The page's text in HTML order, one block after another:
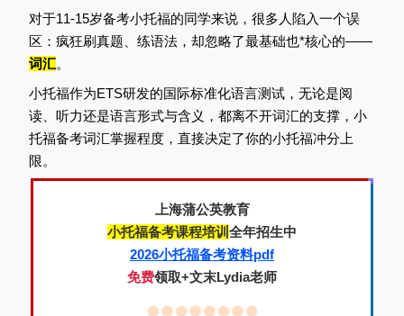
对于11-15岁备考小托福的同学来说，很多人陷入一个误
区：疯狂刷真题、练语法，却忽略了最基础也*核心的——
词汇。
小托福作为ETS研发的国际标准化语言测试，无论是阅
读、听力还是语言形式与含义，都离不开词汇的支撑，小
托福备考词汇掌握程度，直接决定了你的小托福冲分上
限。
上海蒲公英教育
小托福备考课程培训 全年招生中
2026小托福备考资料pdf
免费领取+文末Lydia老师